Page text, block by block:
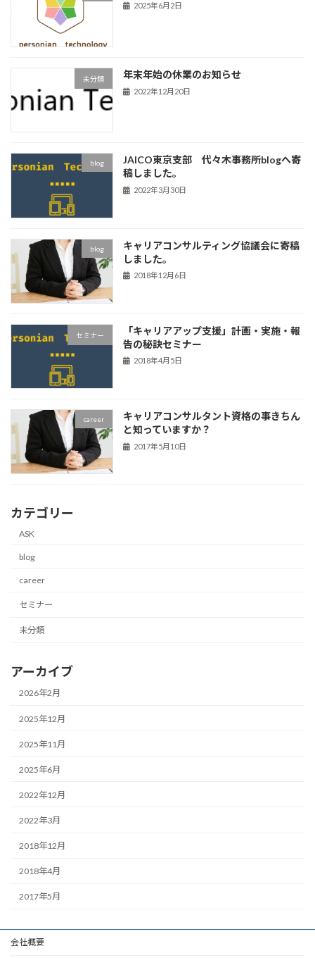
2025年6月2日
未分類 年末年始の休業のお知らせ
2022年12月20日
blog
JAICO東京支部 代々木事務所blogへ寄
稿しました。
2022年3月30日
blog
キャリアコンサルティング協議会に寄稿
しました。
2018年12月6日
セミナー
「キャリアアップ支援」計画・実施・報
告の秘訣セミナー
2018年4月5日
career
キャリアコンサルタント資格の事きちん
と知っていますか？
2017年5月10日
カテゴリー
ASK
blog
career
セミナー
未分類
アーカイブ
2026年2月
2025年12月
2025年11月
2025年6月
2022年12月
2022年3月
2018年12月
2018年4月
2017年5月
会社概要